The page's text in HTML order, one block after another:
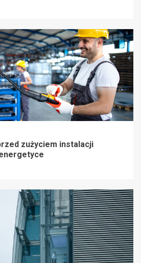
zużyciem instalacji